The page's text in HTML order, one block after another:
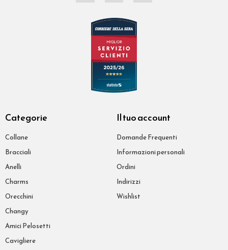
Categorie
Collane
Bracciali
Anelli
Charms
Orecchini
Changy
Amici Pelosetti
Cavigliere
Il tuo account
Domande Frequenti
Informazioni personali
Ordini
Indirizzi
Wishlist